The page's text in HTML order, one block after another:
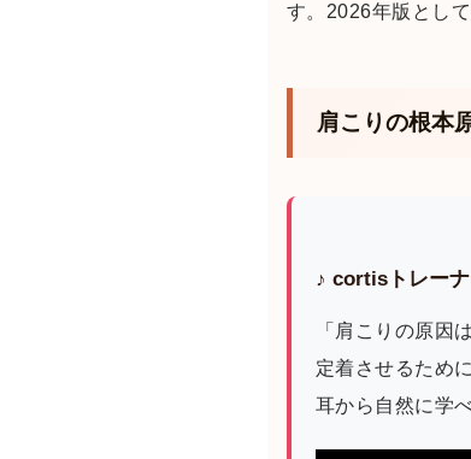
す。2026年版とし
肩こりの根本
♪ cortisトレー
「肩こりの原因
定着させるため
耳から自然に学